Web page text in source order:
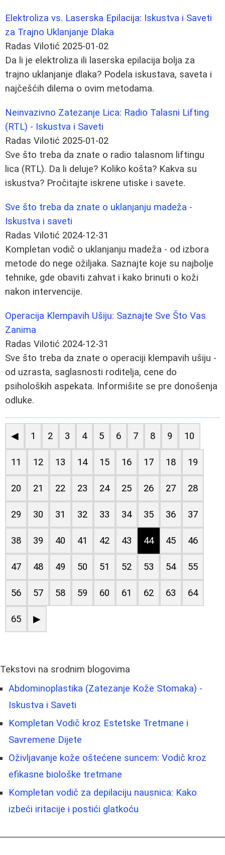
Elektroliza vs. Laserska Epilacija: Iskustva i Saveti
za Trajno Uklanjanje Dlaka
Radas Vilotić 2025-01-02
Da li je elektroliza ili laserska epilacija bolja za
trajno uklanjanje dlaka? Podela iskustava, saveta i
najčešćih dilema o ovim metodama.
Neinvazivno Zatezanje Lica: Radio Talasni Lifting
(RTL) - Iskustva i Saveti
Radas Vilotić 2025-01-02
Sve što treba da znate o radio talasnom liftingu
lica (RTL). Da li deluje? Koliko košta? Kakva su
iskustva? Pročitajte iskrene utiske i savete.
Sve što treba da znate o uklanjanju madeža -
Iskustva i saveti
Radas Vilotić 2024-12-31
Kompletan vodič o uklanjanju madeža - od izbora
metode do nege ožiljaka. Saznajte koje su najbolje
tehnike, gde obaviti zahvat i kako brinuti o koži
nakon intervencije.
Operacija Klempavih Ušiju: Saznajte Sve Što Vas
Zanima
Radas Vilotić 2024-12-31
Sve što treba da znate o operaciji klempavih ušiju -
od uzrasta, saglasnosti roditelja, cene do
psiholoških aspekata. Informišite se pre donošenja
odluke.
◀ 1 2 3 4 5 6 7 8 9 10
11 12 13 14 15 16 17 18 19
20 21 22 23 24 25 26 27 28
29 30 31 32 33 34 35 36 37
38 39 40 41 42 43 44 45 46
47 48 49 50 51 52 53 54 55
56 57 58 59 60 61 62 63 64
65 ▶
Tekstovi na srodnim blogovima
Abdominoplastika (Zatezanje Kože Stomaka) -
Iskustva i Saveti
Kompletan Vodič kroz Estetske Tretmane i
Savremene Dijete
Oživljavanje kože oštećene suncem: Vodič kroz
efikasne biološke tretmane
Kompletan vodič za depilaciju nausnica: Kako
izbeći iritacije i postići glatkoću